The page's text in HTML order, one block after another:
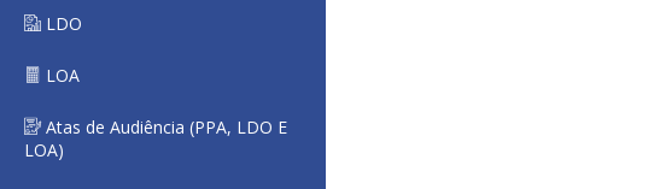
LDO
LOA
Atas de Audiência (PPA, LDO E
LOA)